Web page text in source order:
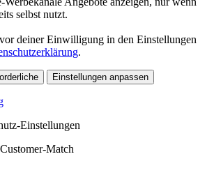
selbst nutzt.
deiner Einwilligung in den Einstellungen
.
Einstellungen anpassen
Einstellungen
Match